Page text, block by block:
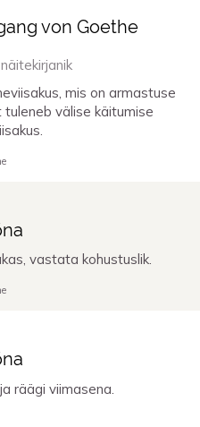
von Goethe
mis on armastuse
välise käitumise
vastata kohustuslik.
räägi viimasena.